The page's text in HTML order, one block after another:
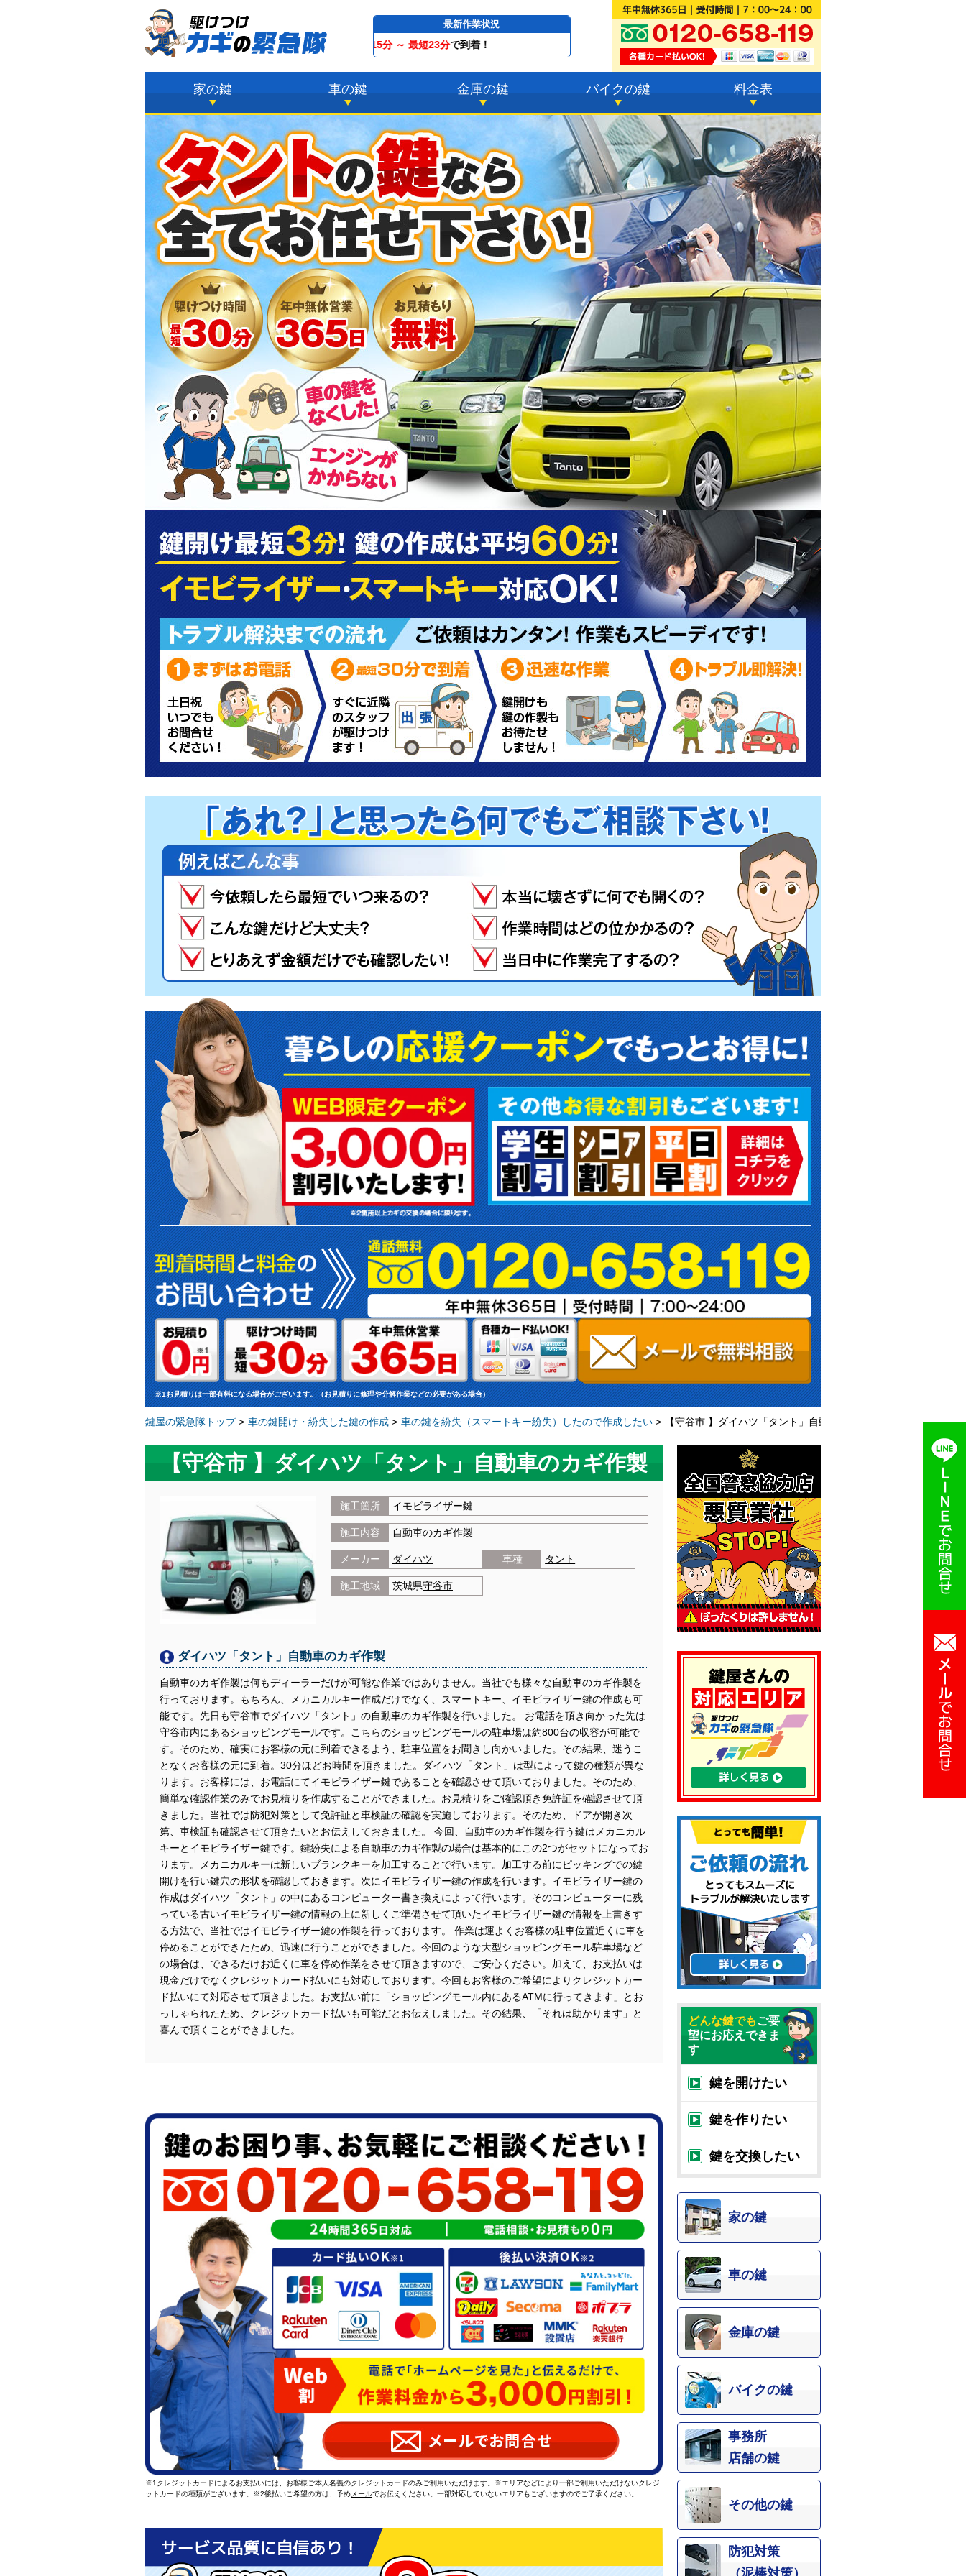
最新作業状況
只今 23時15分 ～最短23分 で到着！
家の鍵 車の鍵 金庫の鍵 バイクの鍵 料金表
※1お見積りは一部有料になる場合がございます。（お見積りに修理や分解作業などの必要がある場合）
鍵屋の緊急隊トップ> 車の鍵開け・紛失した鍵の作成 > 車の鍵を紛失（スマートキー紛失）したので作成したい > 【守谷市 】ダイハツ「タント」自動車のカギ作製
【守谷市 】ダイハツ「タント」自動車のカギ作製
施工箇所 イモビライザー鍵
施工内容 自動車のカギ作製
メーカー ダイハツ 車種 タント
施工地域 茨城県守谷市
ダイハツ「タント」自動車のカギ作製
自動車のカギ作製は何もディーラーだけが可能な作業ではありません。当社でも様々な自動車のカギ作製を
行っております。もちろん、メカニカルキー作成だけでなく、スマートキー、イモビライザー鍵の作成も可
能です。先日も守谷市でダイハツ「タント」の自動車のカギ作製を行いました。 お電話を頂き向かった先は
守谷市内にあるショッピングモールです。こちらのショッピングモールの駐車場は約800台の収容が可能で
す。そのため、確実にお客様の元に到着できるよう、駐車位置をお聞きし向かいました。その結果、迷うこ
となくお客様の元に到着。30分ほどお時間を頂きました。ダイハツ「タント」は型によって鍵の種類が異な
ります。お客様には、お電話にてイモビライザー鍵であることを確認させて頂いておりました。そのため、
簡単な確認作業のみでお見積りを作成することができました。お見積りをご確認頂き免許証を確認させて頂
きました。当社では防犯対策として免許証と車検証の確認を実施しております。そのため、ドアが開き次
第、車検証も確認させて頂きたいとお伝えしておきました。 今回、自動車のカギ作製を行う鍵はメカニカル
キーとイモビライザー鍵です。鍵紛失による自動車のカギ作製の場合は基本的にこの2つがセットになってお
ります。メカニカルキーは新しいブランクキーを加工することで行います。加工する前にピッキングでの鍵
開けを行い鍵穴の形状を確認しておきます。次にイモビライザー鍵の作成を行います。イモビライザー鍵の
作成はダイハツ「タント」の中にあるコンピューター書き換えによって行います。そのコンピューターに残
っている古いイモビライザー鍵の情報の上に新しくご準備させて頂いたイモビライザー鍵の情報を上書きす
る方法で、当社ではイモビライザー鍵の作製を行っております。 作業は運よくお客様の駐車位置近くに車を
停めることができたため、迅速に行うことができました。今回のような大型ショッピングモール駐車場など
の場合は、できるだけお近くに車を停め作業をさせて頂きますので、ご安心ください。加えて、お支払いは
現金だけでなくクレジットカード払いにも対応しております。今回もお客様のご希望によりクレジットカー
ド払いにて対応させて頂きました。お支払い前に「ショッピングモール内にあるATMに行ってきます」とお
っしゃられたため、クレジットカード払いも可能だとお伝えしました。その結果、「それは助かります」と
喜んで頂くことができました。
※1クレジットカードによるお支払いには、お客様ご本人名義のクレジットカードのみご利用いただけます。※エリアなどにより一部ご利用いただけないクレジ
ットカードの種類がございます。 ※2後払いご希望の方は、予め メールでお伝えください。一部対応していないエリアもございますのでご了承ください。
どんな鍵でもご要
望にお応えできま
す
鍵を開けたい
鍵を作りたい
鍵を交換したい
家の鍵
車の鍵
金庫の鍵
バイクの鍵
事務所
店舗の鍵
その他の鍵
防犯対策